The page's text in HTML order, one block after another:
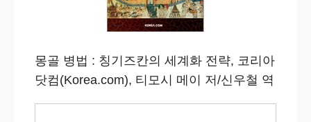
몽골 병법 : 칭기즈칸의 세계화 전략, 코리아
닷컴(Korea.com), 티모시 메이 저/신우철 역